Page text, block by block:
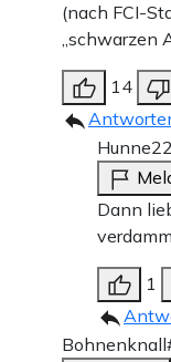
(nach FCI-
„schwarzen
14
Hunne
Dann
1